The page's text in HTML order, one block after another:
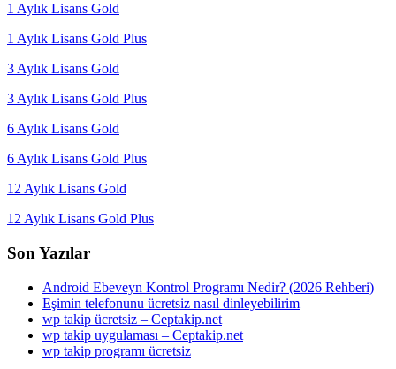
1 Aylık Lisans Gold
1 Aylık Lisans Gold Plus
3 Aylık Lisans Gold
3 Aylık Lisans Gold Plus
6 Aylık Lisans Gold
6 Aylık Lisans Gold Plus
12 Aylık Lisans Gold
12 Aylık Lisans Gold Plus
Son Yazılar
Android Ebeveyn Kontrol Programı Nedir? (2026 Rehberi)
Eşimin telefonunu ücretsiz nasıl dinleyebilirim
wp takip ücretsiz – Ceptakip.net
wp takip uygulaması – Ceptakip.net
wp takip programı ücretsiz